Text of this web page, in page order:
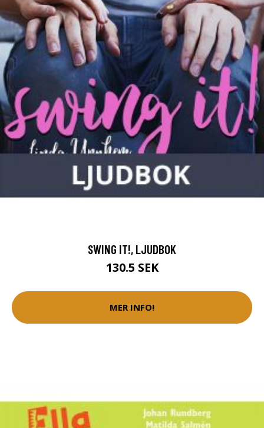
SWING IT!, LJUDBOK
130.5 SEK
MER INFO!